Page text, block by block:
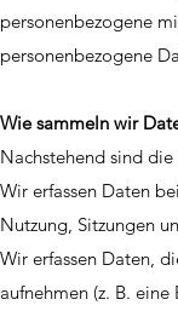
personenbezogene
personenbezogene
Wie sammeln wir
Nachstehend sind
Wir erfassen Daten
Nutzung, Sitzungen
Wir erfassen Daten,
aufnehmen (z. B.